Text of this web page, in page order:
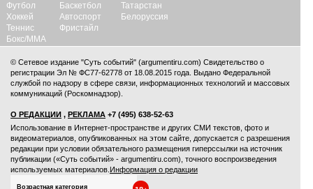
Футбол
Хоккей
Теннис
Бокс/ММА
Баскетбол
Автоспорт
Фристайл
Татарстан
Белоруссия
© Сетевое издание "Суть событий" (argumentiru.com) Свидетельство о
регистрации Эл № ФС77-62778 от 18.08.2015 года. Выдано Федеральной
службой по надзору в сфере связи, информационных технологий и массовых
коммуникаций (Роскомнадзор).
О РЕДАКЦИИ , РЕКЛАМА +7 (495) 638-52-63
Использование в Интернет-пространстве и других СМИ текстов, фото и
видеоматериалов, опубликованных на этом сайте, допускается с разрешения
редакции при условии обязательного размещения гиперссылки на источник
публикации («Суть событий» - argumentiru.com), точного воспроизведения
используемых материалов. Информация о редакции
Возрастная категория